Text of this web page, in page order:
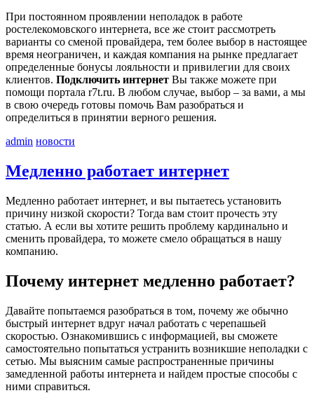
При постоянном проявлении неполадок в работе
ростелекомовского интернета, все же стоит рассмотреть
варианты со сменой провайдера, тем более выбор в настоящее
время неограничен, и каждая компания на рынке предлагает
определенные бонусы лояльности и привилегии для своих
клиентов. Подключить интернет Вы также можете при
помощи портала r7t.ru. В любом случае, выбор – за вами, а мы
в свою очередь готовы помочь Вам разобраться и
определиться в принятии верного решения.
admin новости
Медленно работает интернет
Медленно работает интернет, и вы пытаетесь установить
причину низкой скорости? Тогда вам стоит прочесть эту
статью. А если вы хотите решить проблему кардинально и
сменить провайдера, то можете смело обращаться в нашу
компанию.
Почему интернет медленно работает?
Давайте попытаемся разобраться в том, почему же обычно
быстрый интернет вдруг начал работать с черепашьей
скоростью. Ознакомившись с информацией, вы сможете
самостоятельно попытаться устранить возникшие неполадки с
сетью. Мы выясним самые распространенные причины
замедленной работы интернета и найдем простые способы с
ними справиться.